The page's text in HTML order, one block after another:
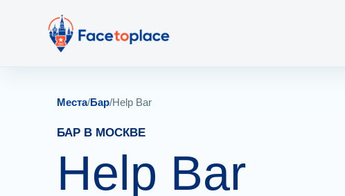
Места/Бар/Help Bar
БАР В МОСКВЕ
Help Bar